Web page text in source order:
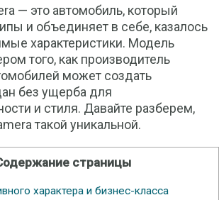
— это автомобиль, который
и объединяет в себе, казалось
характеристики. Модель
того, как производитель
может создать
без ущерба для
и стиля. Давайте разберем,
такой уникальной.
страницы
характера и бизнес-класса